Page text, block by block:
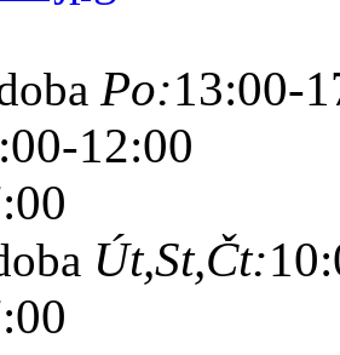
Po:13:00-
12:00
Út,St,Čt: